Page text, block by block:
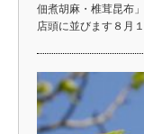
佃煮胡麻・椎茸昆布
店頭に並びます８月